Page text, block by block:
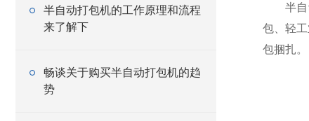
半自动打包机的工作原理和流程
来了解下
畅谈关于购买半自动打包机的趋
势
半自动
包、轻
包捆扎。